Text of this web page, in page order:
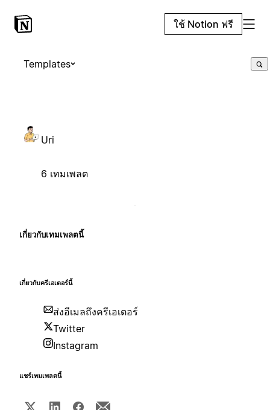
ใช้ Notion ฟรี
Templates
Uri
6 เทมเพลต
เกี่ยวกับเทมเพลตนี้
เกี่ยวกับครีเอเตอร์นี้
ส่งอีเมลถึงครีเอเตอร์
Twitter
Instagram
แชร์เทมเพลตนี้